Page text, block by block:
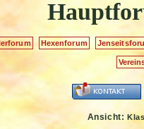
Hexenforum
Ansicht: